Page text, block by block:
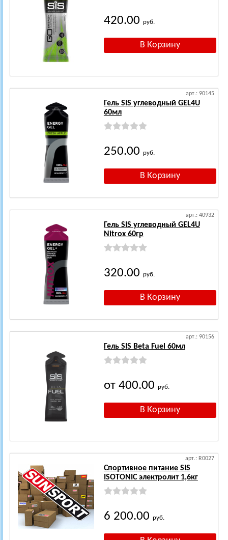
420.00 руб.
арт.: 90145
Гель SIS углеводный GEL4U
60мл
250.00 руб.
арт.: 40932
Гель SIS углеводный GEL4U
Nitrox 60гр
320.00 руб.
арт.: 90156
Гель SIS Beta Fuel 60мл
от 400.00 руб.
арт.: R0027
Спортивное питание SIS
ISOTONIC электролит 1,6кг
6 200.00 руб.